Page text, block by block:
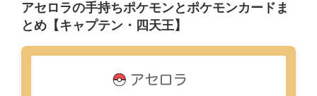
アセロラの手持ちポケモンとポケモンカードま
とめ【キャプテン・四天王】